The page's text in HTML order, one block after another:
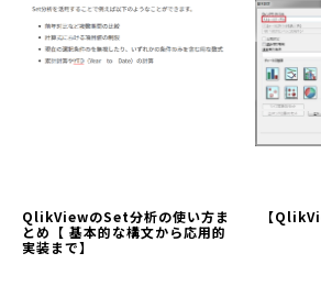
QlikViewのSet分析の使い方ま
とめ【 基本的な構文から応用的
実装まで】
【